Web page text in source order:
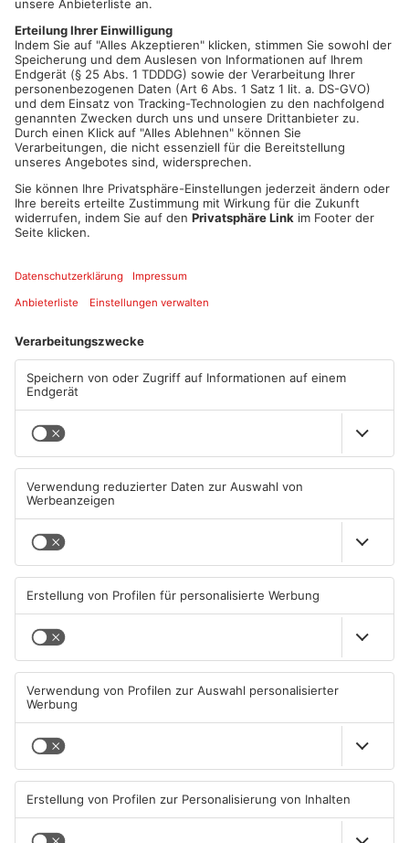
Mehr zum Thema
Wir haben mit Mesut zu seiner Spendenaktion gesprochen.
PLAY
00:15
MUTE
Artikel teilen
Mehr aus Kreis
Aschaffenburg
Goldbach kürt seine besten
Arschbomben-Springer
ASCHAFFENBURG
Wir feiern 25 Jahre
Alzenauer Stadtfest